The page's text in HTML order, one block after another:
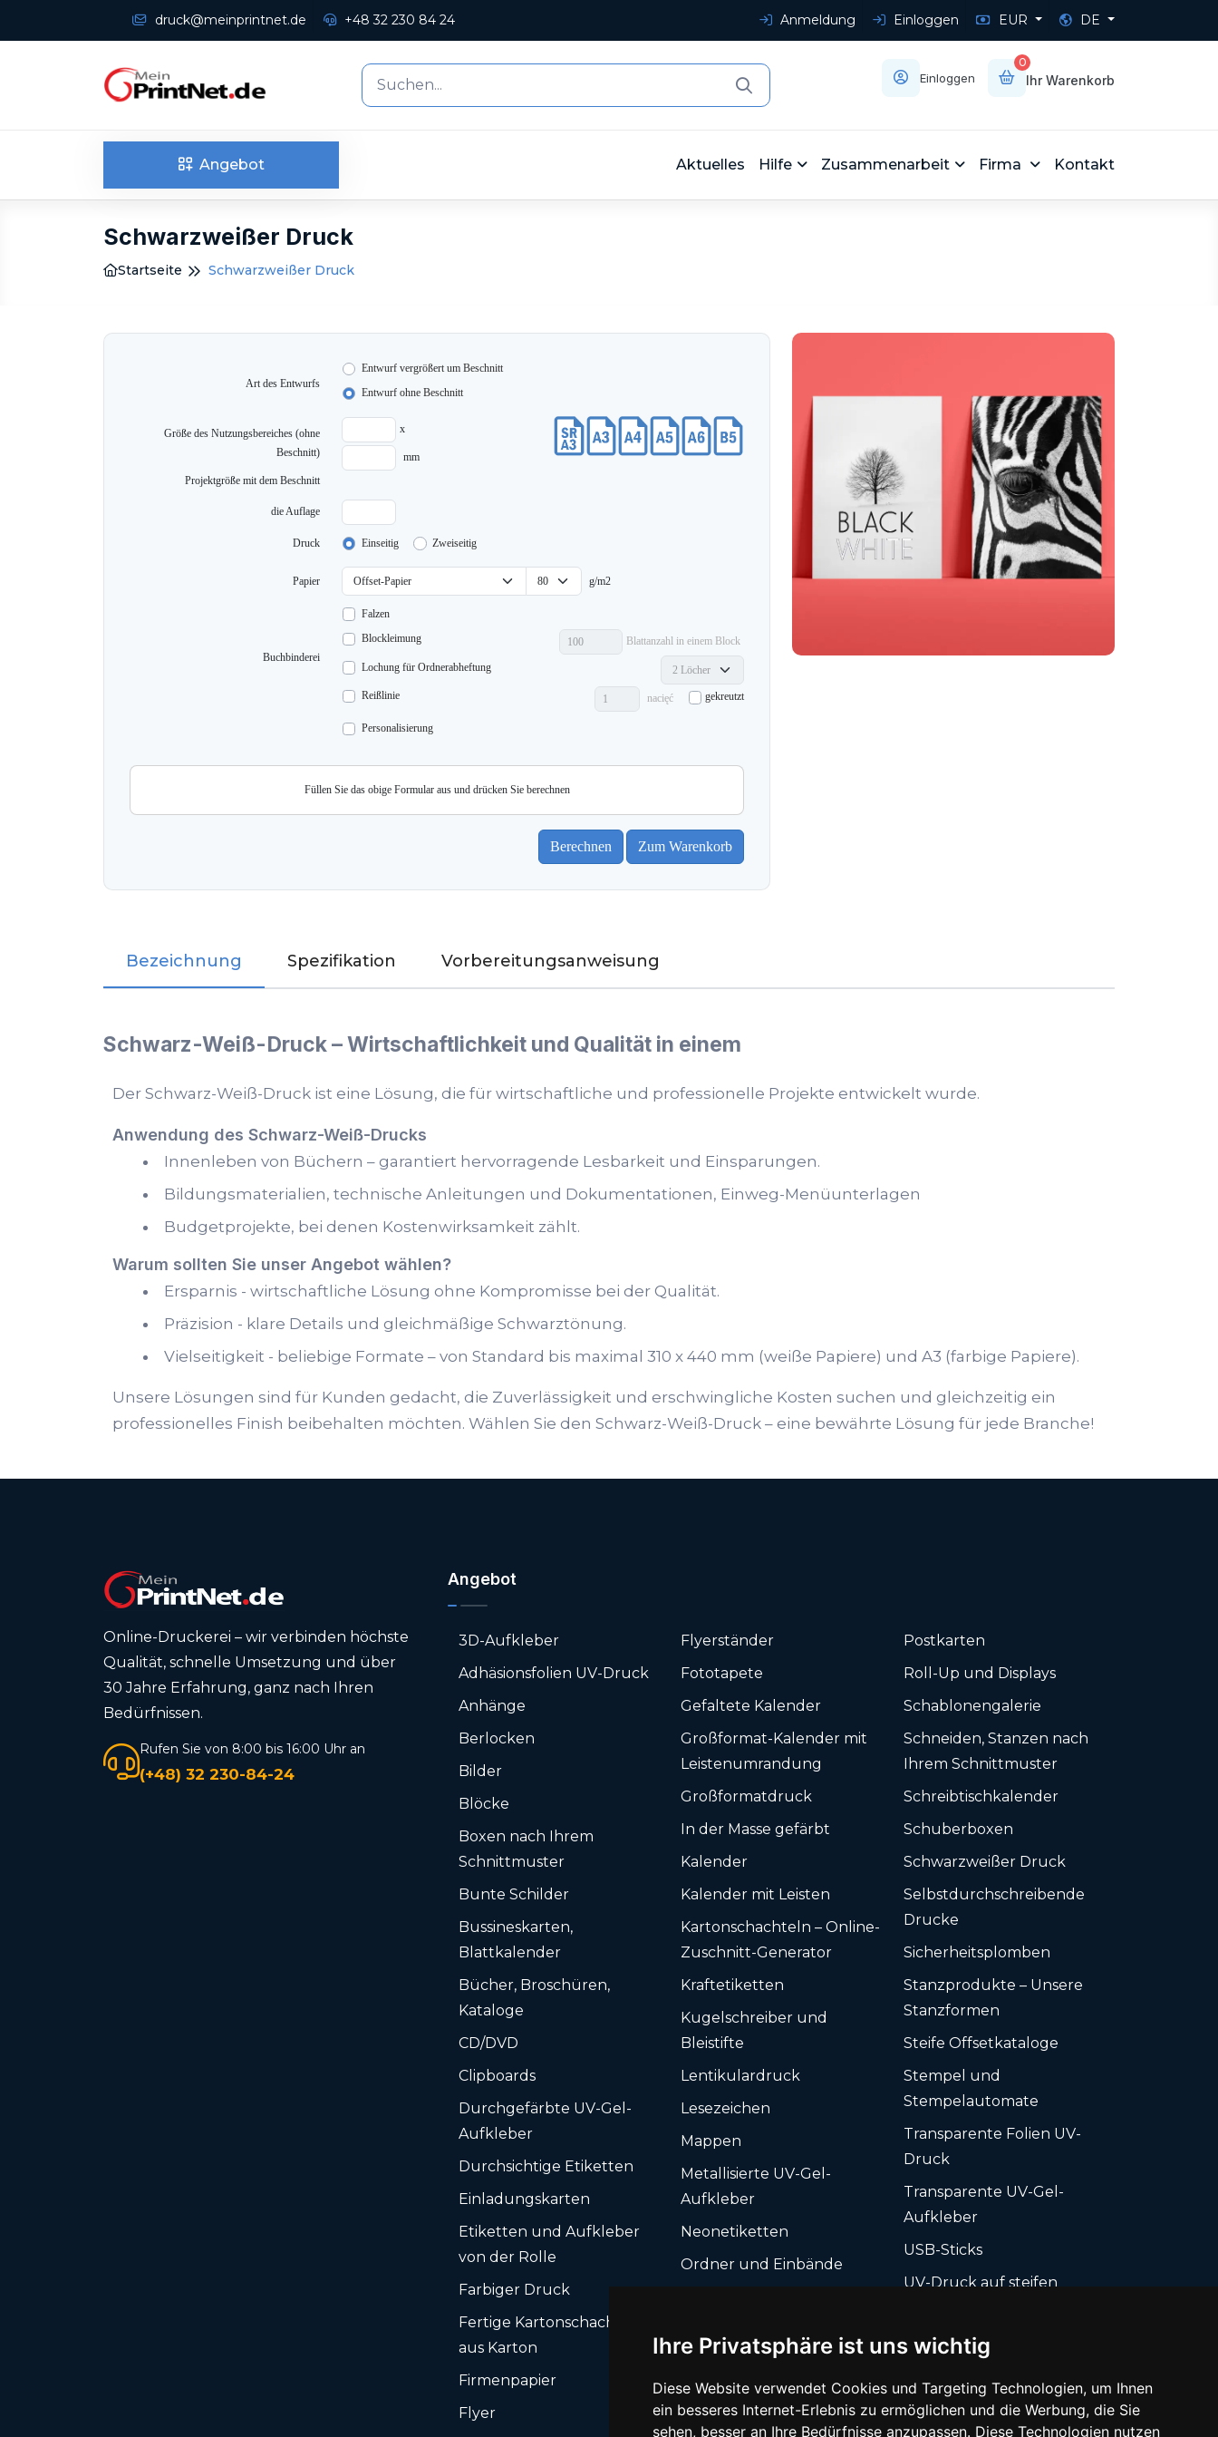
Ihre Privatsphäre ist uns wichtig
Diese Website verwendet Cookies und Targeting Technologien, um Ihnen
ein besseres Internet-Erlebnis zu ermöglichen und die Werbung, die Sie
sehen, besser an Ihre Bedürfnisse anzupassen. Diese Technologien nutzen
druck@meinprintnet.de +48 32 230 84 24 Anmeldung Einloggen EUR DE
Einloggen
0
Ihr Warenkorb
Angebot Aktuelles Hilfe Zusammenarbeit Firma Kontakt
Schwarzweißer Druck
Startseite Schwarzweißer Druck
Art des Entwurfs
Entwurf vergrößert um Beschnitt
Entwurf ohne Beschnitt
Größe des Nutzungsbereiches (ohne
Beschnitt)
x
mm
Projektgröße mit dem Beschnitt
die Auflage
Druck Einseitig Zweiseitig
Papier g/m2
Buchbinderei
Falzen
Blockleimung
Blattanzahl in einem Block
Lochung für Ordnerabheftung
Reißlinie nacięć gekreutzt
Personalisierung
Füllen Sie das obige Formular aus und drücken Sie berechnen
Bezeichnung Spezifikation Vorbereitungsanweisung
Schwarz-Weiß-Druck – Wirtschaftlichkeit und Qualität in einem
Der Schwarz-Weiß-Druck ist eine Lösung, die für wirtschaftliche und professionelle Projekte entwickelt wurde.
Anwendung des Schwarz-Weiß-Drucks
Innenleben von Büchern – garantiert hervorragende Lesbarkeit und Einsparungen.
Bildungsmaterialien, technische Anleitungen und Dokumentationen, Einweg-Menüunterlagen
Budgetprojekte, bei denen Kostenwirksamkeit zählt.
Warum sollten Sie unser Angebot wählen?
Ersparnis - wirtschaftliche Lösung ohne Kompromisse bei der Qualität.
Präzision - klare Details und gleichmäßige Schwarztönung.
Vielseitigkeit - beliebige Formate – von Standard bis maximal 310 x 440 mm (weiße Papiere) und A3 (farbige Papiere).
Unsere Lösungen sind für Kunden gedacht, die Zuverlässigkeit und erschwingliche Kosten suchen und gleichzeitig ein
professionelles Finish beibehalten möchten. Wählen Sie den Schwarz-Weiß-Druck – eine bewährte Lösung für jede Branche!
Online-Druckerei – wir verbinden höchste
Qualität, schnelle Umsetzung und über
30 Jahre Erfahrung, ganz nach Ihren
Bedürfnissen.
Rufen Sie von 8:00 bis 16:00 Uhr an
(+48) 32 230-84-24
Angebot
3D-Aufkleber
Adhäsionsfolien UV-Druck
Anhänge
Berlocken
Bilder
Blöcke
Boxen nach Ihrem
Schnittmuster
Bunte Schilder
Bussineskarten,
Blattkalender
Bücher, Broschüren,
Kataloge
CD/DVD
Clipboards
Durchgefärbte UV-Gel-
Aufkleber
Durchsichtige Etiketten
Einladungskarten
Etiketten und Aufkleber
von der Rolle
Farbiger Druck
Fertige Kartonschachteln
aus Karton
Firmenpapier
Flyer
Flyerständer
Fototapete
Gefaltete Kalender
Großformat-Kalender mit
Leistenumrandung
Großformatdruck
In der Masse gefärbt
Kalender
Kalender mit Leisten
Karton­schachteln – Online-
Zuschnitt-Generator
Kraftetiketten
Kugelschreiber und
Bleistifte
Lentikulardruck
Lesezeichen
Mappen
Metallisierte UV-Gel-
Aufkleber
Neonetiketten
Ordner und Einbände
Plastikkarten mit UV-Lack
Postkarten
Roll-Up und Displays
Schablonengalerie
Schneiden, Stanzen nach
Ihrem Schnittmuster
Schreibtischkalender
Schuberboxen
Schwarzweißer Druck
Selbstdurchschreibende
Drucke
Sicherheitsplomben
Stanzprodukte – Unsere
Stanzformen
Steife Offsetkataloge
Stempel und
Stempelautomate
Transparente Folien UV-
Druck
Transparente UV-Gel-
Aufkleber
USB-Sticks
UV-Druck auf steifen
Visitenkarten
Wandkalender